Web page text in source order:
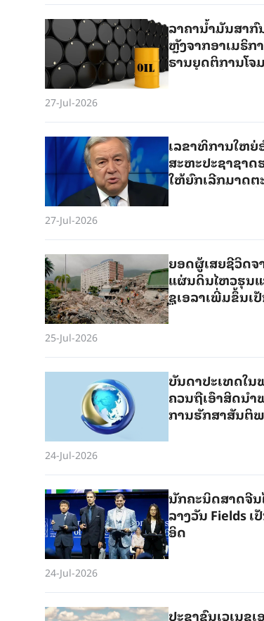
ລາ​ຄາ​ນ້ຳ​ມັນ​ສາ​
ຫຼັງ​ຈາກອາ​ເມ​ຣິ​ກ
ຣານ​ຍຸດ​ຕິ​ການ​ໂຈ
27-Jul-2026
ເລຂາທິການໃຫຍ່
ສະຫະປະຊາຊາດ
ໃຫ້ຍົກເລີກມາດຕ
27-Jul-2026
ຍອດຜູ້ເສຍຊີວິດຈ
ແຜ່ນດິນໄຫວຮຸນແ
ຊູເອລາເພີ່ມຂຶ້ນເ
25-Jul-2026
ບັນ​ດາ​ປະ​ເທດ​ໃ
ຄວນ​ຖື​ເອົາ​ສິດ​ນຳ​
ການ​ຮັກ​ສາ​ສັນ​ຕິ​
24-Jul-2026
ນັກ​ຄະ​ນິດ​ສາດ​​ຈີນ​
ລາງວັນ Fields ເ
ອິດ
24-Jul-2026
ປະ​ຊາ​ຊົນ​ເວ​ເນ​ຊູ​ເ